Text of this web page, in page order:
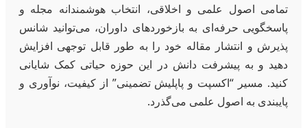
تمامی اصول علمی و اخلاقی، انتخاب هوشمندانه مجله و
پاسخگویی حرفه‌ای به بازخوردهای داوران، می‌توانید شانس
پذیرش و انتشار مقاله خود را به طور قابل توجهی افزایش
دهید و به پیشرفت دانش در این حوزه حیاتی کمک شایانی
کنید. مسیر “اکسپت و پاپلیش تضمینی” از کیفیت، نوآوری و
پایبندی به اصول علمی می‌گذرد.